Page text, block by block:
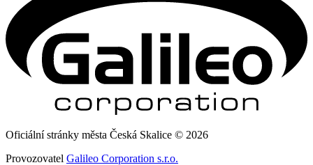
Oficiální stránky města Česká Skalice © 2026
Provozovatel Galileo Corporation s.r.o.